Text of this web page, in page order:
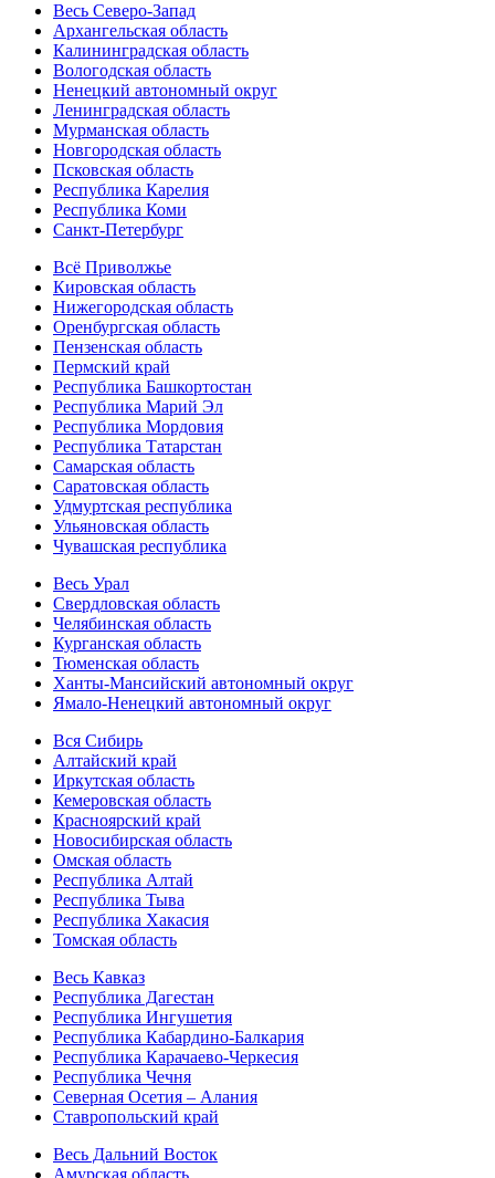
Весь Северо-Запад
Архангельская область
Калининградская область
Вологодская область
Ненецкий автономный округ
Ленинградская область
Мурманская область
Новгородская область
Псковская область
Республика Карелия
Республика Коми
Санкт-Петербург
Всё Приволжье
Кировская область
Нижегородская область
Оренбургская область
Пензенская область
Пермский край
Республика Башкортостан
Республика Марий Эл
Республика Мордовия
Республика Татарстан
Самарская область
Саратовская область
Удмуртская республика
Ульяновская область
Чувашская республика
Весь Урал
Свердловская область
Челябинская область
Курганская область
Тюменская область
Ханты-Мансийский автономный округ
Ямало-Ненецкий автономный округ
Вся Сибирь
Алтайский край
Иркутская область
Кемеровская область
Красноярский край
Новосибирская область
Омская область
Республика Алтай
Республика Тыва
Республика Хакасия
Томская область
Весь Кавказ
Республика Дагестан
Республика Ингушетия
Республика Кабардино-Балкария
Республика Карачаево-Черкесия
Республика Чечня
Северная Осетия – Алания
Ставропольский край
Весь Дальний Восток
Амурская область